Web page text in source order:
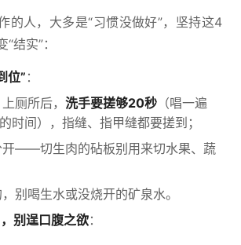
的人，大多是“习惯没做好”，坚持这4
结实”：
位” ：
厕所后， 洗手要搓够20秒 （唱一遍
时间），指缝、指甲缝都要搓到；
开——切生肉的砧板别用来切水果、蔬
别喝生水或没烧开的矿泉水。
别逞口腹之欲：